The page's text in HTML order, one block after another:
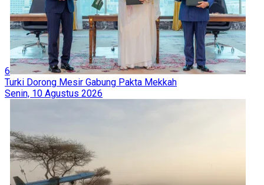
6
Turki Dorong Mesir Gabung Pakta Mekkah
Senin, 10 Agustus 2026